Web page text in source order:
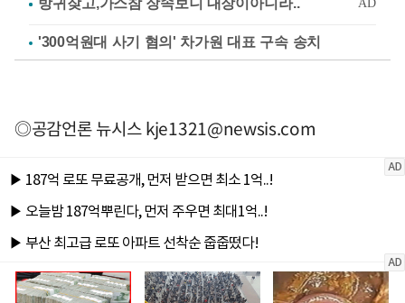
'300억원대 사기 혐의' 차가원 대표 구속 송치
◎공감언론 뉴시스kje1321@newsis.com